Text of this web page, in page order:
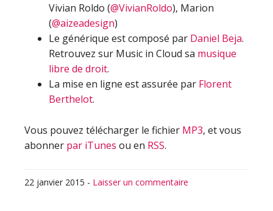
Vivian Roldo (@VivianRoldo), Marion
(@aizeadesign)
Le générique est composé par Daniel Beja.
Retrouvez sur Music in Cloud sa musique
libre de droit.
La mise en ligne est assurée par Florent
Berthelot.
Vous pouvez télécharger le fichier MP3, et vous
abonner par iTunes ou en RSS.
22 janvier 2015 - Laisser un commentaire